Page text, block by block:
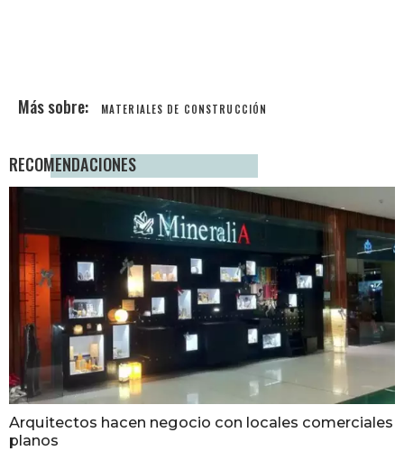
MATERIALES DE CONSTRUCCIÓN
RECOMENDACIONES
Arquitectos hacen negocio con locales comerciales
planos